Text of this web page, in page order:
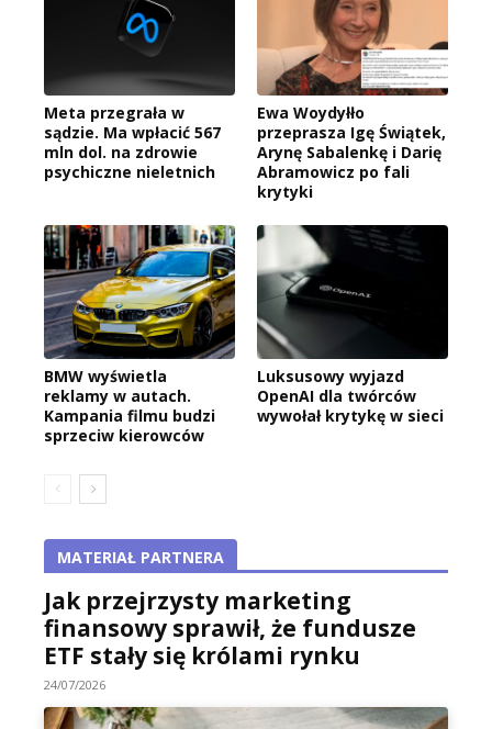
Meta przegrała w
sądzie. Ma wpłacić 567
mln dol. na zdrowie
psychiczne nieletnich
Ewa Woydyłło
przeprasza Igę Świątek,
Arynę Sabalenkę i Darię
Abramowicz po fali
krytyki
BMW wyświetla
reklamy w autach.
Kampania filmu budzi
sprzeciw kierowców
Luksusowy wyjazd
OpenAI dla twórców
wywołał krytykę w sieci
MATERIAŁ PARTNERA
Jak przejrzysty marketing
finansowy sprawił, że fundusze
ETF stały się królami rynku
24/07/2026